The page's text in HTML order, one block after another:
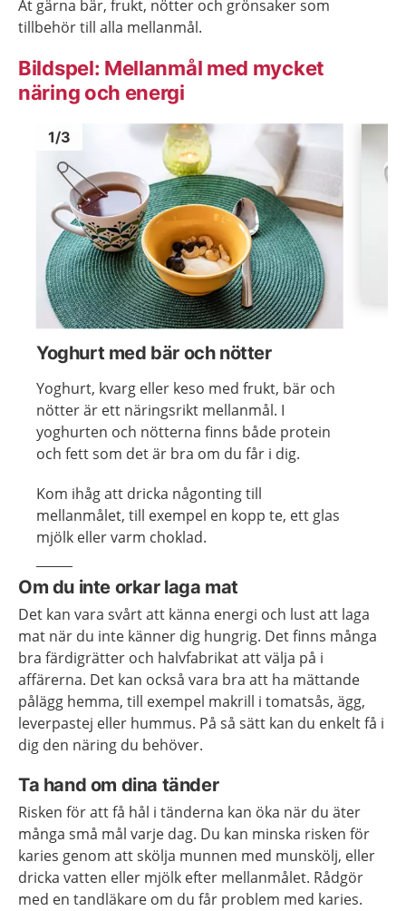
Ät gärna bär, frukt, nötter och grönsaker som
tillbehör till alla mellanmål.
Bildspel: Mellanmål med mycket
näring och energi
Bild 1
1/3
Yoghurt med bär och nötter
Yoghurt, kvarg eller keso med frukt, bär och
nötter är ett näringsrikt mellanmål. I
yoghurten och nötterna finns både protein
och fett som det är bra om du får i dig.
Kom ihåg att dricka någonting till
mellanmålet, till exempel en kopp te, ett glas
mjölk eller varm choklad.
Visa föregående bild
Om du inte orkar laga mat
Det kan vara svårt att känna energi och lust att laga
mat när du inte känner dig hungrig. Det finns många
bra färdigrätter och halvfabrikat att välja på i
affärerna. Det kan också vara bra att ha mättande
pålägg hemma, till exempel makrill i tomatsås, ägg,
leverpastej eller hummus. På så sätt kan du enkelt få i
dig den näring du behöver.
Ta hand om dina tänder
Risken för att få hål i tänderna kan öka när du äter
många små mål varje dag. Du kan minska risken för
karies genom att skölja munnen med munskölj, eller
dricka vatten eller mjölk efter mellanmålet. Rådgör
med en tandläkare om du får problem med karies.